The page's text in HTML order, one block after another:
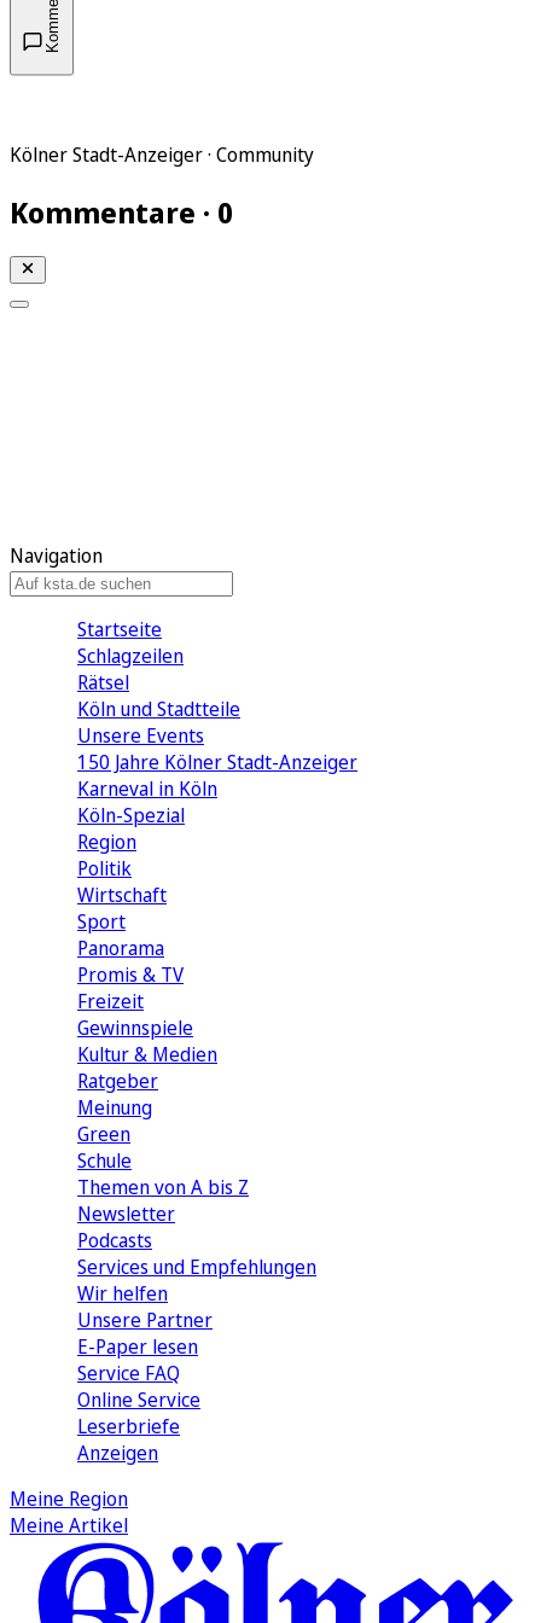
Kölner Stadt-Anzeiger · Community
Kommentare · 0
Navigation
Startseite
Schlagzeilen
Rätsel
Köln und Stadtteile
Unsere Events
150 Jahre Kölner Stadt-Anzeiger
Karneval in Köln
Köln-Spezial
Region
Politik
Wirtschaft
Sport
Panorama
Promis & TV
Freizeit
Gewinnspiele
Kultur & Medien
Ratgeber
Meinung
Green
Schule
Themen von A bis Z
Newsletter
Podcasts
Services und Empfehlungen
Wir helfen
Unsere Partner
E-Paper lesen
Service FAQ
Online Service
Leserbriefe
Anzeigen
Meine Region
Meine Artikel